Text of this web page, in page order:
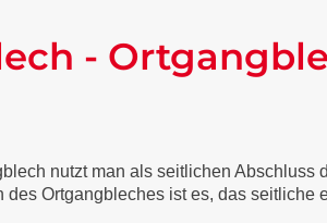
-
nutzt man als seitlichen
des Ortgangbleches ist es, das